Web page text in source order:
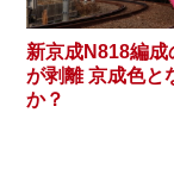
新京成N818編成
が剥離 京成色と
か？